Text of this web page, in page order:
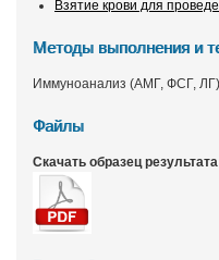
Взятие крови для
Методы выполнения и
Иммуноанализ (АМГ, ФСГ, ЛГ)
Файлы
Скачать образец